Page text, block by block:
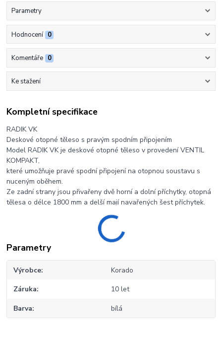
Parametry
Hodnocení 0
Komentáře 0
Ke stažení
Kompletní specifikace
RADIK VK
Deskové otopné těleso s pravým spodním připojením
Model RADIK VK je deskové otopné těleso v provedení VENTIL
KOMPAKT,
které umožňuje pravé spodní připojení na otopnou soustavu s
nuceným oběhem.
Ze zadní strany jsou přivařeny dvě horní a dolní příchytky, otopná
tělesa o délce 1800 mm a delší mají navařených šest příchytek.
Parametry
Výrobce Korado
Záruka 10 let
Barva bílá